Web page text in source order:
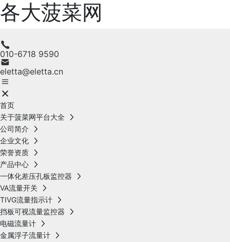
各大菠菜网
010-6718 9590
eletta@eletta.cn
首页
关于菠菜网平台大全
公司简介
企业文化
荣誉资质
产品中心
一体化差压孔板监控器
VA流量开关
TIVG流量指示计
挡板可视流量监控器
电磁流量计
金属浮子流量计